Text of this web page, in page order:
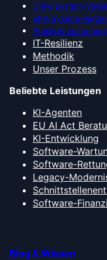
CRM-System-
ERP-System-
IT-Resilienz
Methodik
Unser Prozess
Beliebte Leistungen
KI-Agenten
EU AI Act
KI-Entwicklung
Software-
Software-
Legacy-
Software-
Blog & Wissen